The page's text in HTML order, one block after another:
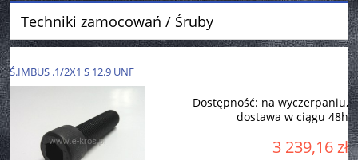
Techniki zamocowań / Śruby
Ś.IMBUS .1/2X1 S 12.9 UNF
Dostępność: na wyczerpaniu,
dostawa w ciągu 48h
3 239,16 zł